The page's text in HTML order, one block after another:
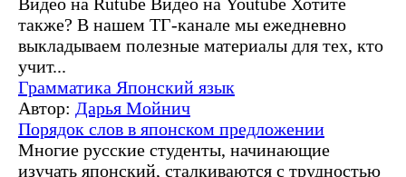
также? В нашем ТГ-канале мы ежедневно
выкладываем полезные материалы для тех, кто
учит...
Грамматика Японский язык
Автор: Дарья Мойнич
Порядок слов в японском предложении
Многие русские студенты, начинающие
изучать японский, сталкиваются с трудностью